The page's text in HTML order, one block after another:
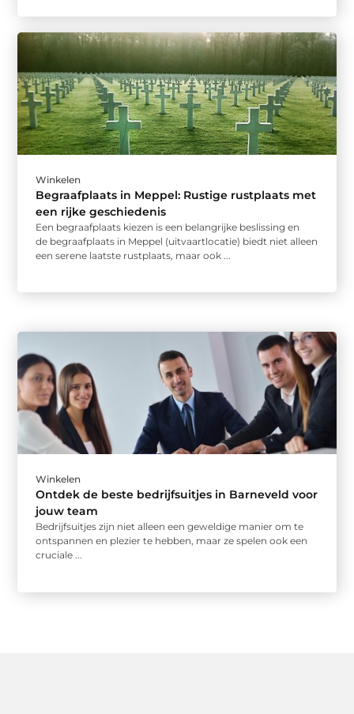
Winkelen
Begraafplaats in Meppel: Rustige rustplaats met
een rijke geschiedenis
Een begraafplaats kiezen is een belangrijke beslissing en
de begraafplaats in Meppel (uitvaartlocatie) biedt niet alleen
een serene laatste rustplaats, maar ook ...
Winkelen
Ontdek de beste bedrijfsuitjes in Barneveld voor
jouw team
Bedrijfsuitjes zijn niet alleen een geweldige manier om te
ontspannen en plezier te hebben, maar ze spelen ook een
cruciale ...